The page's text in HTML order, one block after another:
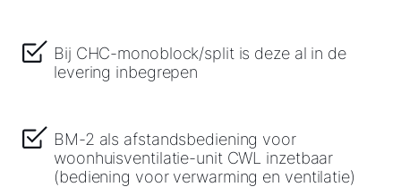
Bij CHC-monoblock/split is deze al in de
levering inbegrepen
BM-2 als afstandsbediening voor
woonhuisventilatie-unit CWL inzetbaar
(bediening voor verwarming en ventilatie)